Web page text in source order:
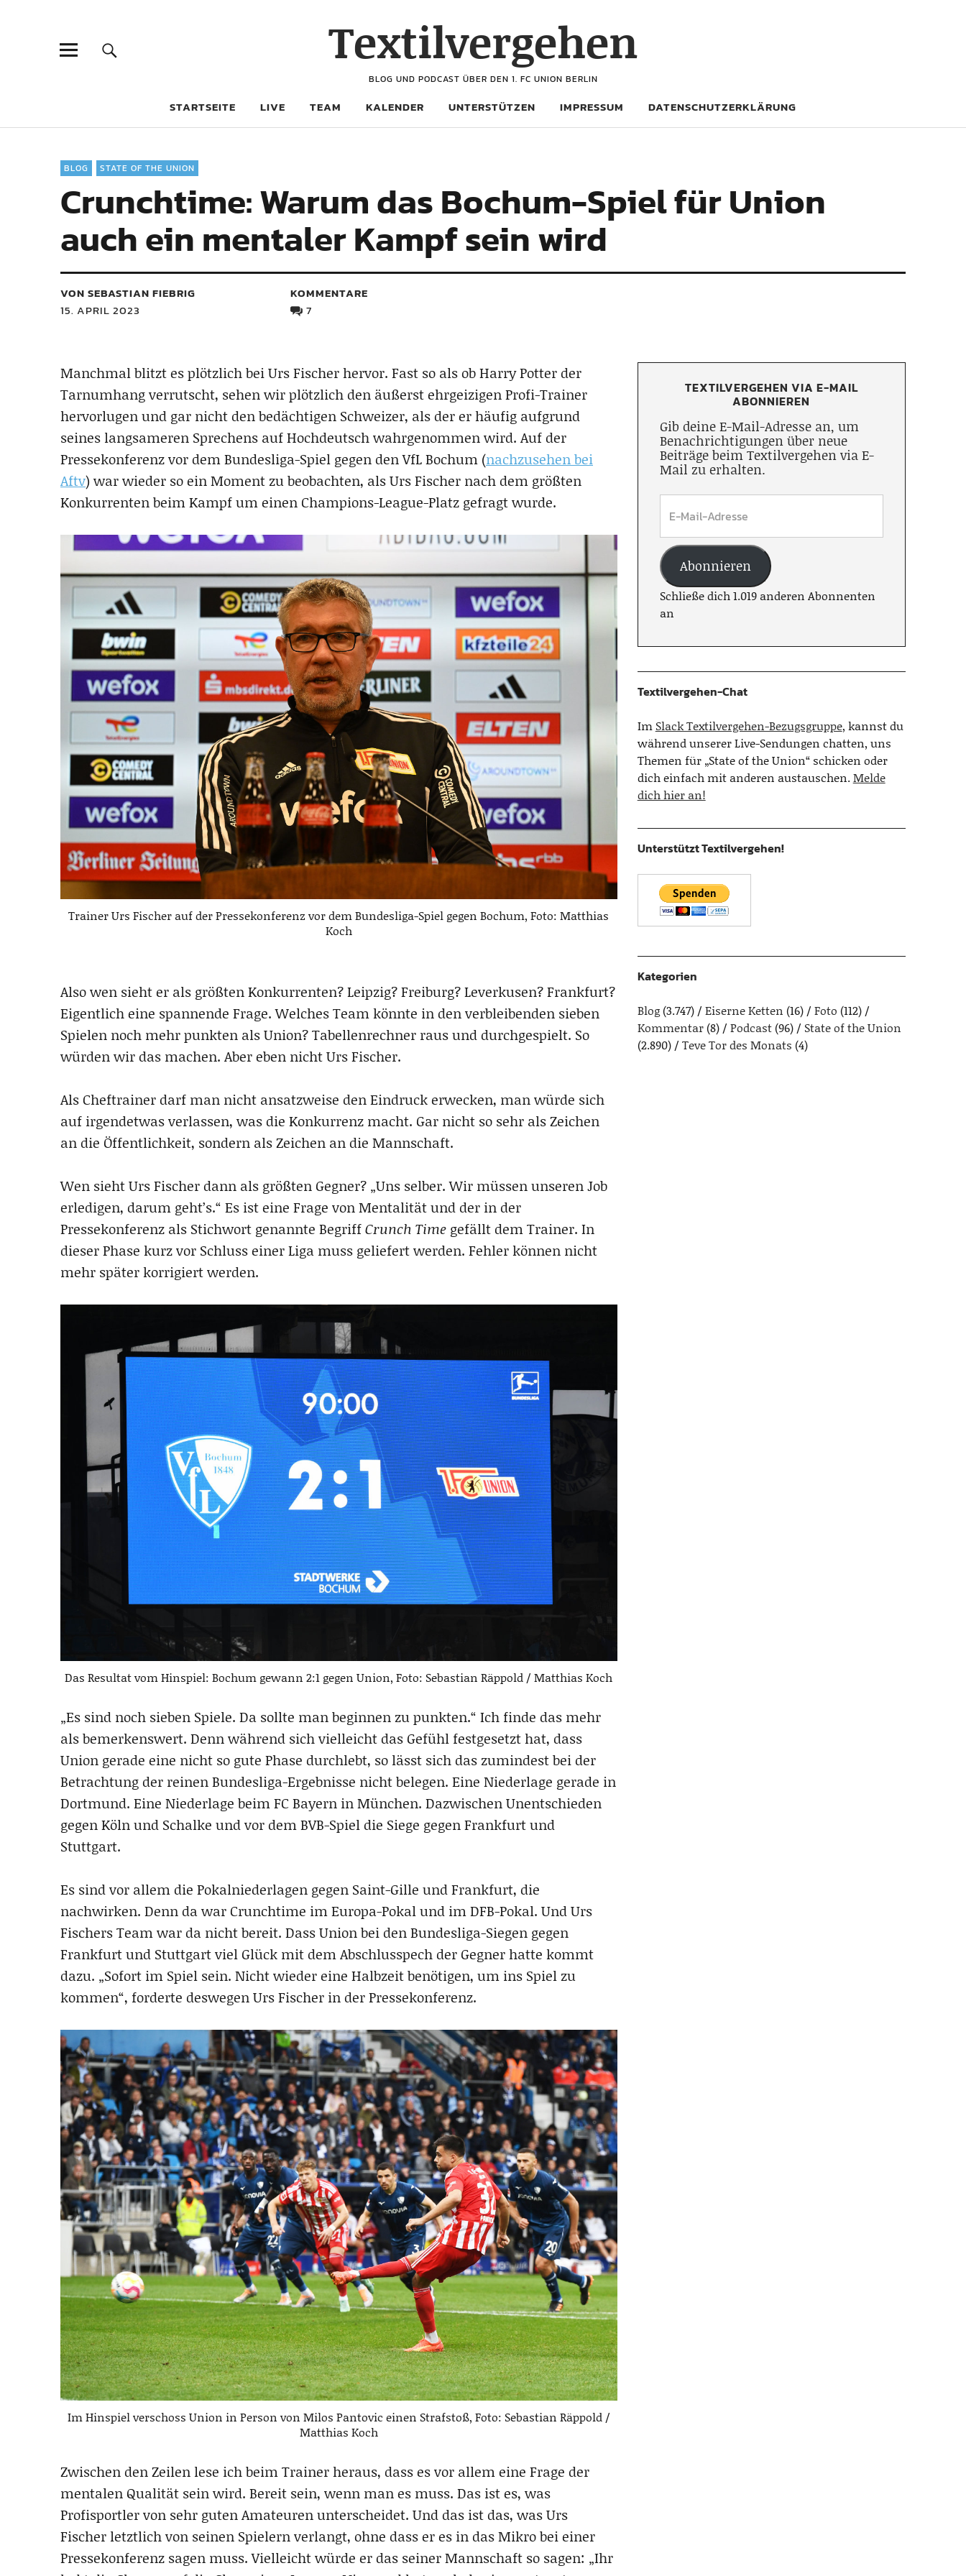
Textilvergehen
BLOG UND PODCAST ÜBER DEN 1. FC UNION BERLIN
STARTSEITE LIVE TEAM KALENDER UNTERSTÜTZEN IMPRESSUM DATENSCHUTZERKLÄRUNG
BLOG STATE OF THE UNION
Crunchtime: Warum das Bochum-Spiel für Union
auch ein mentaler Kampf sein wird
VON SEBASTIAN FIEBRIG
15. APRIL 2023
KOMMENTARE
7
Manchmal blitzt es plötzlich bei Urs Fischer hervor. Fast so als ob Harry Potter der
Tarnumhang verrutscht, sehen wir plötzlich den äußerst ehrgeizigen Profi-Trainer
hervorlugen und gar nicht den bedächtigen Schweizer, als der er häufig aufgrund
seines langsameren Sprechens auf Hochdeutsch wahrgenommen wird. Auf der
Pressekonferenz vor dem Bundesliga-Spiel gegen den VfL Bochum (nachzusehen bei
Aftv) war wieder so ein Moment zu beobachten, als Urs Fischer nach dem größten
Konkurrenten beim Kampf um einen Champions-League-Platz gefragt wurde.
Trainer Urs Fischer auf der Pressekonferenz vor dem Bundesliga-Spiel gegen Bochum, Foto: Matthias
Koch
Also wen sieht er als größten Konkurrenten? Leipzig? Freiburg? Leverkusen? Frankfurt?
Eigentlich eine spannende Frage. Welches Team könnte in den verbleibenden sieben
Spielen noch mehr punkten als Union? Tabellenrechner raus und durchgespielt. So
würden wir das machen. Aber eben nicht Urs Fischer.
Als Cheftrainer darf man nicht ansatzweise den Eindruck erwecken, man würde sich
auf irgendetwas verlassen, was die Konkurrenz macht. Gar nicht so sehr als Zeichen
an die Öffentlichkeit, sondern als Zeichen an die Mannschaft.
Wen sieht Urs Fischer dann als größten Gegner? „Uns selber. Wir müssen unseren Job
erledigen, darum geht’s.“ Es ist eine Frage von Mentalität und der in der
Pressekonferenz als Stichwort genannte BegriffCrunch Time gefällt dem Trainer. In
dieser Phase kurz vor Schluss einer Liga muss geliefert werden. Fehler können nicht
mehr später korrigiert werden.
Das Resultat vom Hinspiel: Bochum gewann 2:1 gegen Union, Foto: Sebastian Räppold / Matthias Koch
„Es sind noch sieben Spiele. Da sollte man beginnen zu punkten.“ Ich finde das mehr
als bemerkenswert. Denn während sich vielleicht das Gefühl festgesetzt hat, dass
Union gerade eine nicht so gute Phase durchlebt, so lässt sich das zumindest bei der
Betrachtung der reinen Bundesliga-Ergebnisse nicht belegen. Eine Niederlage gerade in
Dortmund. Eine Niederlage beim FC Bayern in München. Dazwischen Unentschieden
gegen Köln und Schalke und vor dem BVB-Spiel die Siege gegen Frankfurt und
Stuttgart.
Es sind vor allem die Pokalniederlagen gegen Saint-Gille und Frankfurt, die
nachwirken. Denn da war Crunchtime im Europa-Pokal und im DFB-Pokal. Und Urs
Fischers Team war da nicht bereit. Dass Union bei den Bundesliga-Siegen gegen
Frankfurt und Stuttgart viel Glück mit dem Abschlusspech der Gegner hatte kommt
dazu. „Sofort im Spiel sein. Nicht wieder eine Halbzeit benötigen, um ins Spiel zu
kommen“, forderte deswegen Urs Fischer in der Pressekonferenz.
Im Hinspiel verschoss Union in Person von Milos Pantovic einen Strafstoß, Foto: Sebastian Räppold /
Matthias Koch
Zwischen den Zeilen lese ich beim Trainer heraus, dass es vor allem eine Frage der
mentalen Qualität sein wird. Bereit sein, wenn man es muss. Das ist es, was
Profisportler von sehr guten Amateuren unterscheidet. Und das ist das, was Urs
Fischer letztlich von seinen Spielern verlangt, ohne dass er es in das Mikro bei einer
Pressekonferenz sagen muss. Vielleicht würde er das seiner Mannschaft so sagen: „Ihr
TEXTILVERGEHEN VIA E-MAIL
ABONNIEREN
Gib deine E-Mail-Adresse an, um
Benachrichtigungen über neue
Beiträge beim Textilvergehen via E-
Mail zu erhalten.
Abonnieren
Schließe dich 1.019 anderen Abonnenten
an
Textilvergehen-Chat
Im Slack Textilvergehen-Bezugsgruppe, kannst du
während unserer Live-Sendungen chatten, uns
Themen für „State of the Union“ schicken oder
dich einfach mit anderen austauschen.Melde
dich hier an!
Unterstützt Textilvergehen!
Kategorien
Blog(3.747) Eiserne Ketten (16) Foto (112)
Kommentar(8) Podcast(96)
State of the Union
(2.890)
Teve Tor des Monats (4)